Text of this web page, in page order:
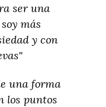
ser una
más
y con
una forma
los puntos